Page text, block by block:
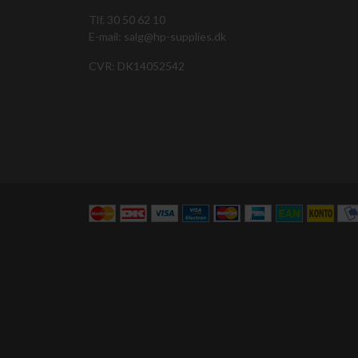
Tlf. 30 50 62 10
E-mail: salg@hp-supplies.dk
CVR: DK14052542